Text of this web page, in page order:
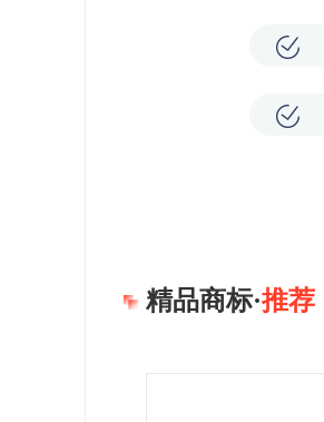
精品商标·推荐